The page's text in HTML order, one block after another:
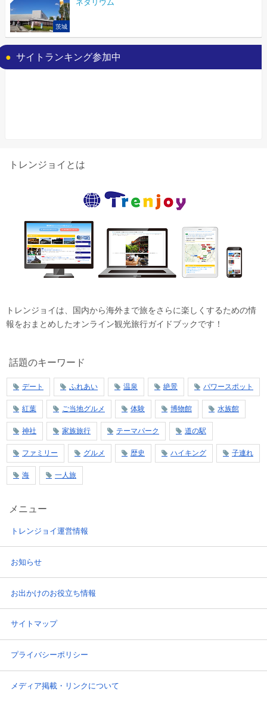
茨城
ネタリウム
サイトランキング参加中
トレンジョイとは
トレンジョイは、国内から海外まで旅をさらに楽しくするための情
報をおまとめしたオンライン観光旅行ガイドブックです！
話題のキーワード
デート ふれあい 温泉 絶景 パワースポット
紅葉 ご当地グルメ 体験 博物館 水族館
神社 家族旅行 テーマパーク 道の駅
ファミリー グルメ 歴史 ハイキング 子連れ
海 一人旅
メニュー
トレンジョイ運営情報
お知らせ
お出かけのお役立ち情報
サイトマップ
プライバシーポリシー
メディア掲載・リンクについて